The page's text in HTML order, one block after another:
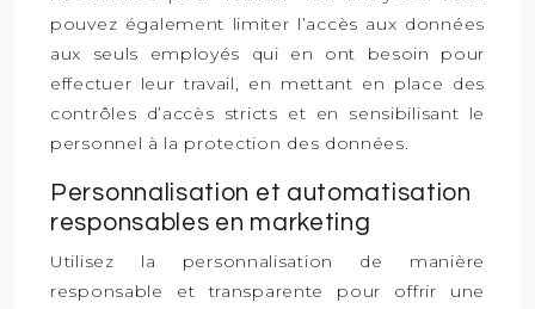
pouvez également limiter l’accès aux données
aux seuls employés qui en ont besoin pour
effectuer leur travail, en mettant en place des
contrôles d’accès stricts et en sensibilisant le
personnel à la protection des données.
Personnalisation et automatisation
responsables en marketing
Utilisez la personnalisation de manière
responsable et transparente pour offrir une